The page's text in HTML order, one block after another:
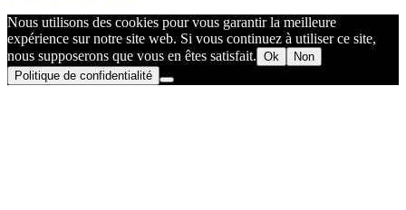
Nous utilisons des cookies pour vous garantir la meilleure
expérience sur notre site web. Si vous continuez à utiliser ce site,
nous supposerons que vous en êtes satisfait. Ok
Non
Politique de confidentialité